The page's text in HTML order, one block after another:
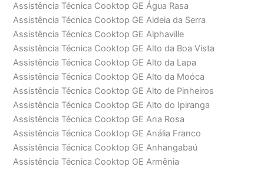
Assistência Técnica Cooktop GE Água Rasa
Assistência Técnica Cooktop GE Aldeia da Serra
Assistência Técnica Cooktop GE Alphaville
Assistência Técnica Cooktop GE Alto da Boa Vista
Assistência Técnica Cooktop GE Alto da Lapa
Assistência Técnica Cooktop GE Alto da Moóca
Assistência Técnica Cooktop GE Alto de Pinheiros
Assistência Técnica Cooktop GE Alto do Ipiranga
Assistência Técnica Cooktop GE Ana Rosa
Assistência Técnica Cooktop GE Anália Franco
Assistência Técnica Cooktop GE Anhangabaú
Assistência Técnica Cooktop GE Armênia